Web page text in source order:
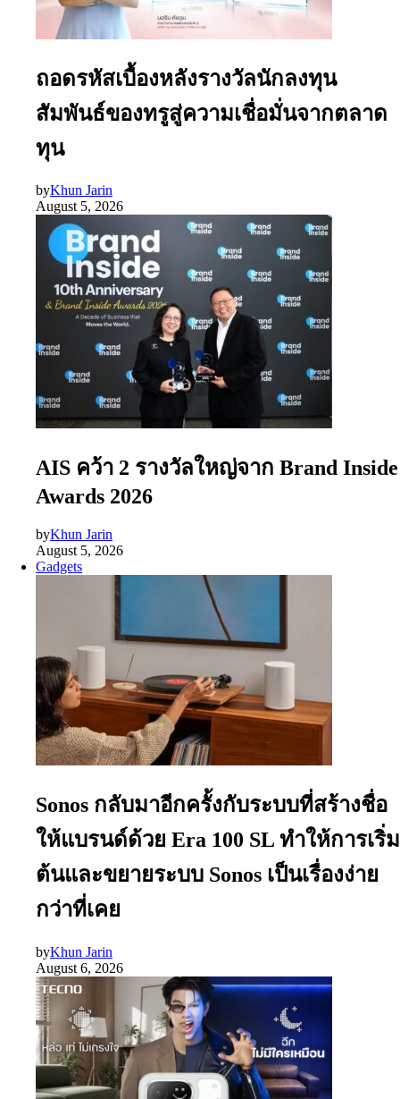
ถอดรหัสเบื้องหลังรางวัลนักลงทุน
สัมพันธ์ของทรูสู่ความเชื่อมั่นจากตลาด
ทุน
byKhun Jarin
August 5, 2026
AIS คว้า 2 รางวัลใหญ่จาก Brand Inside
Awards 2026
byKhun Jarin
August 5, 2026
Gadgets
Sonos กลับมาอีกครั้งกับระบบที่สร้างชื่อ
ให้แบรนด์ด้วย Era 100 SL ทำให้การเริ่ม
ต้นและขยายระบบ Sonos เป็นเรื่องง่าย
กว่าที่เคย
byKhun Jarin
August 6, 2026